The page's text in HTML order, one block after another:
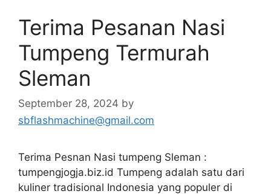
Terima Pesanan Nasi
Tumpeng Termurah
Sleman
September 28, 2024 by
sbflashmachine@gmail.com
Terima Pesnan Nasi tumpeng Sleman :
tumpengjogja.biz.id Tumpeng adalah satu dari
kuliner tradisional Indonesia yang populer di